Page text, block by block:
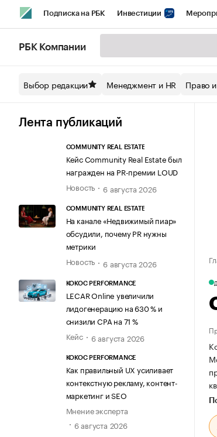
Подписка на РБК Инвестиции
Спецпроекты СПб Конференции СПб
Технологии и медиа
РБК Компании
Выбор редакции Менеджмент и HR Право
Лента публикаций
COMMUNITY REAL ESTATE
Кейс Community Real Estate был
награжден на PR-премии LOUD
Новость
6 августа 2026
COMMUNITY REAL ESTATE
На канале «Недвижимый пиар»
обсудили, почему PR нужны
метрики
Новость
6 августа 2026
KOKOC PERFORMANCE
LECAR Online увеличили
лидогенерацию на 630 % и
снизили CPA на 71 %
Кейс
6 августа 2026
KOKOC PERFORMANCE
Как правильный UX усиливает
контекстную рекламу, контент-
маркетинг и SEO
Мнение эксперта
6 августа 2026